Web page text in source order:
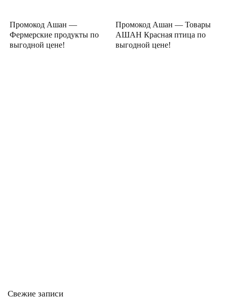
Промокод Ашан —
Фермерские продукты по
выгодной цене!
Промокод Ашан — Товары
АШАН Красная птица по
выгодной цене!
Свежие записи